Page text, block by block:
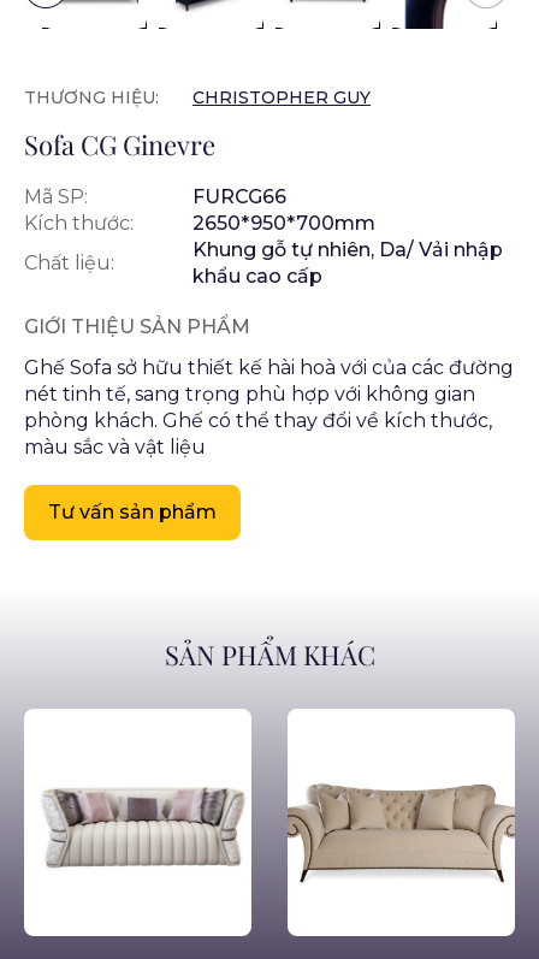
THƯƠNG HIỆU: CHRISTOPHER GUY
Sofa CG Ginevre
Mã SP:
FURCG66
Kích thước:
2650*950*700mm
Chất liệu:
Khung gỗ tự nhiên, Da/ Vải nhập
khẩu cao cấp
GIỚI THIỆU SẢN PHẨM
Ghế Sofa sở hữu thiết kế hài hoà với của các đường
nét tinh tế, sang trọng phù hợp với không gian
phòng khách. Ghế có thể thay đổi về kích thước,
màu sắc và vật liệu
Tư vấn sản phẩm
SẢN PHẨM KHÁC